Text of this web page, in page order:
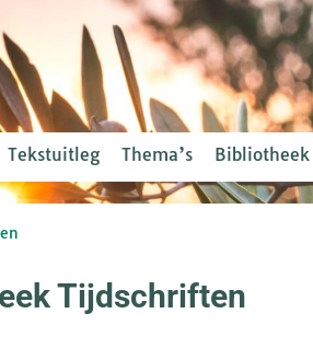
Tekstuitleg Thema’s Bibliotheek
Tijdschriften